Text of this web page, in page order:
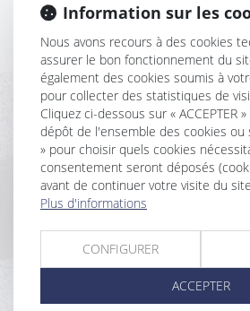
juge
Délégation : le principe
exceptions n’a qu’une valeur
Le syndic doit accomplir toutes
lui incombent dans la gestion des
Cession de bail commercial :
bailleur et portée de
Précisions sur la recevabilité
de clauses contractuelles
en vigueur de la loi du 18 juin 2014
Le juge peut appliquer un
des constructions sur la valeur
Formation continue des
l’immobilier : une obligation pour
Prescription de l’action
Information sur les
Nous avons recours à des cookies
assurer le bon fonctionnement du
également des cookies soumis à
pour collecter des statistiques de
Cliquez ci-dessous sur « ACCEPTER
dépôt de l'ensemble des cookies ou
» pour choisir quels cookies
consentement seront déposés
avant de continuer votre visite du
Plus d'informations
CONFIGURER
ACCEPTER